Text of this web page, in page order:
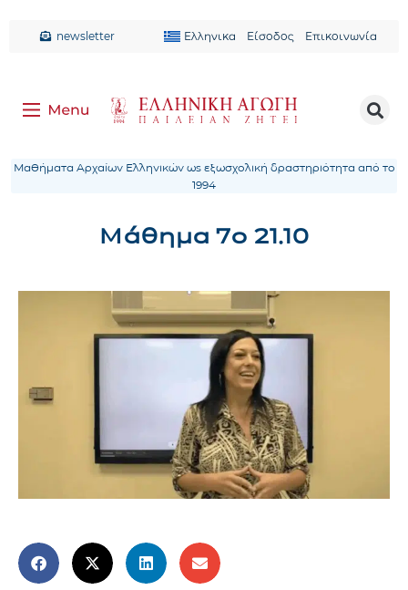
newsletter Ελληνικα Είσοδος Επικοινωνία
Μαθήματα Αρχαίων Ελληνικών ως εξωσχολική δραστηριότητα από το
1994
Μάθημα 7ο 21.10